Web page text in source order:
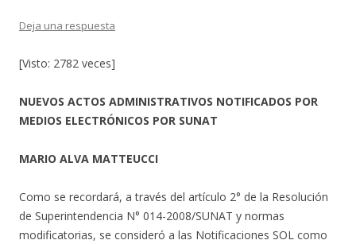
Deja una respuesta
[Visto: 2782 veces]
NUEVOS ACTOS ADMINISTRATIVOS NOTIFICADOS POR
MEDIOS ELECTRÓNICOS POR SUNAT
MARIO ALVA MATTEUCCI
Como se recordará, a través del artículo 2° de la Resolución
de Superintendencia N° 014-2008/SUNAT y normas
modificatorias, se consideró a las Notificaciones SOL como